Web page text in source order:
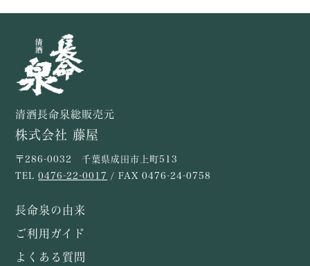
清酒長命泉総販売元
株式会社 藤屋
〒286-0032 千葉県成田市上町513
TEL0476-22-0017 / FAX 0476-24-0758
長命泉の由来
ご利用ガイド
よくある質問